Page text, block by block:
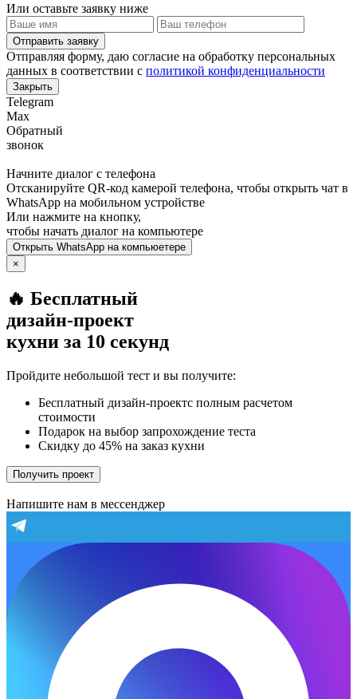
Или оставьте заявку ниже
Отправить заявку
Отправляя форму, даю согласие на обработку персональных
данных в соответствии с политикой конфиденциальности
Закрыть
Telegram
Max
Обратный
звонок
Начните диалог с телефона
Отсканируйте QR-код камерой телефона, чтобы открыть чат в
WhatsApp на мобильном устройстве
Или нажмите на кнопку,
чтобы начать диалог на компьютере
Открыть WhatsApp на компьюетере
×
🔥 Бесплатный
дизайн-проект
кухни за 10 секунд
Пройдите небольшой тест и вы получите:
Бесплатный дизайн-проектс полным расчетом
стоимости
Подарок на выбор запрохождение теста
Скидку до 45% на заказ кухни
Получить проект
Напишите нам в мессенджер